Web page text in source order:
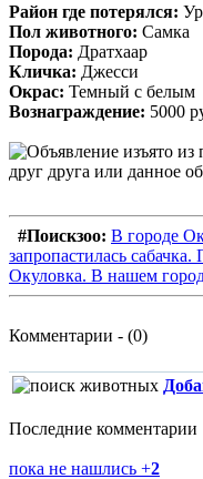
Район где потерялся:
Пол животного: Самка
Порода: Дратхаар
Кличка: Джесси
Окрас: Темный с белым
Вознаграждение: 5000
#Поискзоо: В городе
запропастилась
Окуловка. В нашем
Комментарии - (0)
Последние комментарии
пока не нашлись +2